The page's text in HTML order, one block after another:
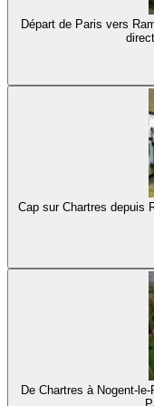
Départ de Paris vers
Cap sur Chartres depuis
De Chartres à Nogent-le-